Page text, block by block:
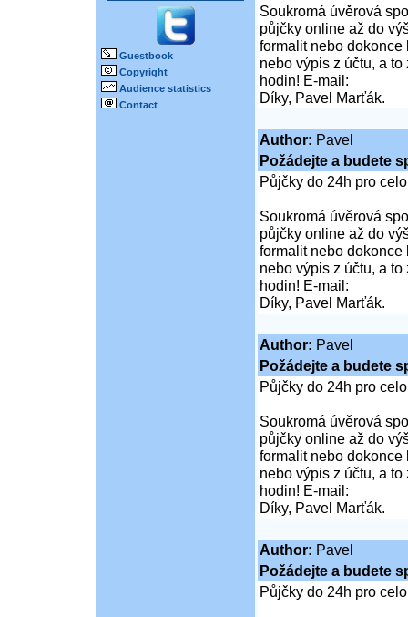
Guestbook
Copyright
Audience statistics
Contact
Soukromá úvěrová
půjčky online až do
formalit nebo dokonce
nebo výpis z účtu, a
hodin! E-mail:
Díky, Pavel Marťák.
Author: Pavel
Požádejte a budete
Půjčky do 24h pro
Soukromá úvěrová
půjčky online až do
formalit nebo dokonce
nebo výpis z účtu, a
hodin! E-mail:
Díky, Pavel Marťák.
Author: Pavel
Požádejte a budete
Půjčky do 24h pro
Soukromá úvěrová
půjčky online až do
formalit nebo dokonce
nebo výpis z účtu, a
hodin! E-mail:
Díky, Pavel Marťák.
Author: Pavel
Požádejte a budete
Půjčky do 24h pro